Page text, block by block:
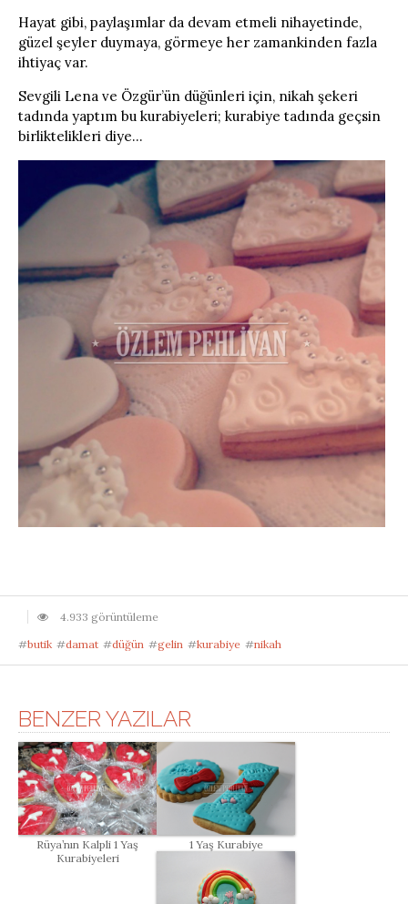
Hayat gibi, paylaşımlar da devam etmeli nihayetinde,
güzel şeyler duymaya, görmeye her zamankinden fazla
ihtiyaç var.
Sevgili Lena ve Özgür’ün düğünleri için, nikah şekeri
tadında yaptım bu kurabiyeleri; kurabiye tadında geçsin
birliktelikleri diye…
4.933 görüntüleme
#butik #damat #düğün #gelin #kurabiye #nikah
BENZER YAZILAR
Rüya’nın Kalpli 1 Yaş
Kurabiyeleri
1 Yaş Kurabiye